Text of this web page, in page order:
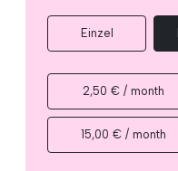
Einzel
2,50 € / month
15,00 € / month